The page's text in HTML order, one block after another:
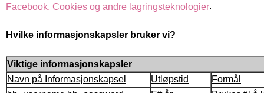
Facebook, Cookies og andre lagringsteknologier.
Hvilke informasjonskapsler bruker vi?
Viktige informasjonskapsler
Navn på Informasjonskapsel
Utløpstid
Formål